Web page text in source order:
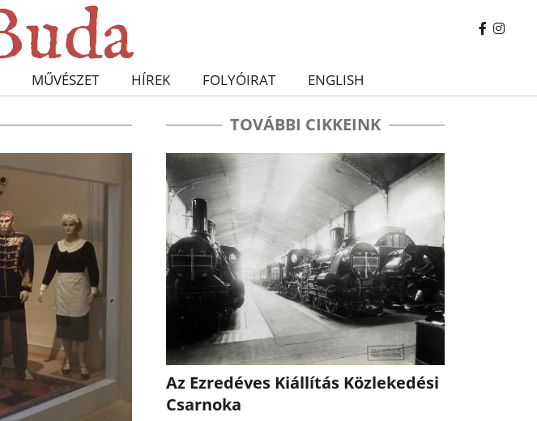
MŰVÉSZET HÍREK FOLYÓIRAT ENGLISH
TOVÁBBI CIKKEINK
Az Ezredéves Kiállítás Közlekedési
Csarnoka